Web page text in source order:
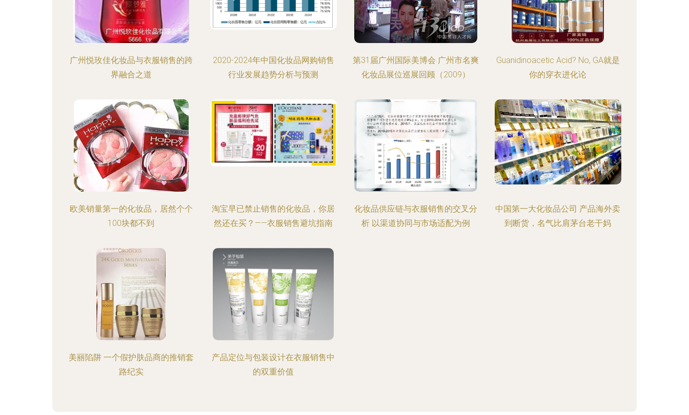
广州悦玫佳化妆品与衣服销售的跨
界融合之道
2020-2024年中国化妆品网购销售
行业发展趋势分析与预测
第31届广州国际美博会 广州市名爽
化妆品展位巡展回顾（2009）
Guanidinoacetic Acid? No, GA就是
你的穿衣进化论
欧美销量第一的化妆品，居然个个
100块都不到
淘宝早已禁止销售的化妆品，你居
然还在买？——衣服销售避坑指南
化妆品供应链与衣服销售的交叉分
析 以渠道协同与市场适配为例
中国第一大化妆品公司 产品海外卖
到断货，名气比肩茅台老干妈
美丽陷阱 一个假护肤品商的推销套
路纪实
产品定位与包装设计在衣服销售中
的双重价值